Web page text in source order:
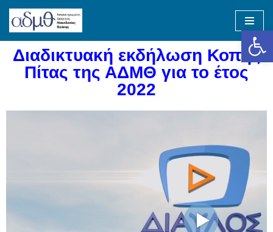
Skip
content
Διαδικτυακή εκδήλωση Κοπής
Πίτας της ΑΔΜΘ για το έτος
2022